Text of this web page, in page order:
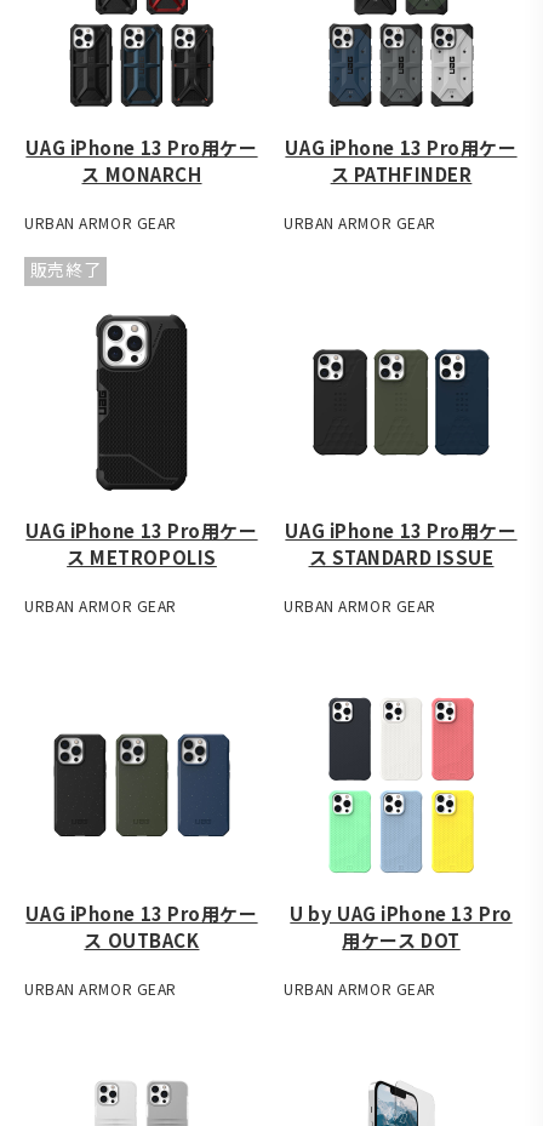
UAG iPhone 13 Pro用ケー
ス MONARCH
URBAN ARMOR GEAR
UAG iPhone 13 Pro用ケー
ス PATHFINDER
URBAN ARMOR GEAR
販売終了
UAG iPhone 13 Pro用ケー
ス METROPOLIS
URBAN ARMOR GEAR
UAG iPhone 13 Pro用ケー
ス STANDARD ISSUE
URBAN ARMOR GEAR
UAG iPhone 13 Pro用ケー
ス OUTBACK
URBAN ARMOR GEAR
U by UAG iPhone 13 Pro
用ケース DOT
URBAN ARMOR GEAR